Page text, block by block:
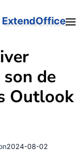
ExtendOffice
de
Outlook
2024-08-02